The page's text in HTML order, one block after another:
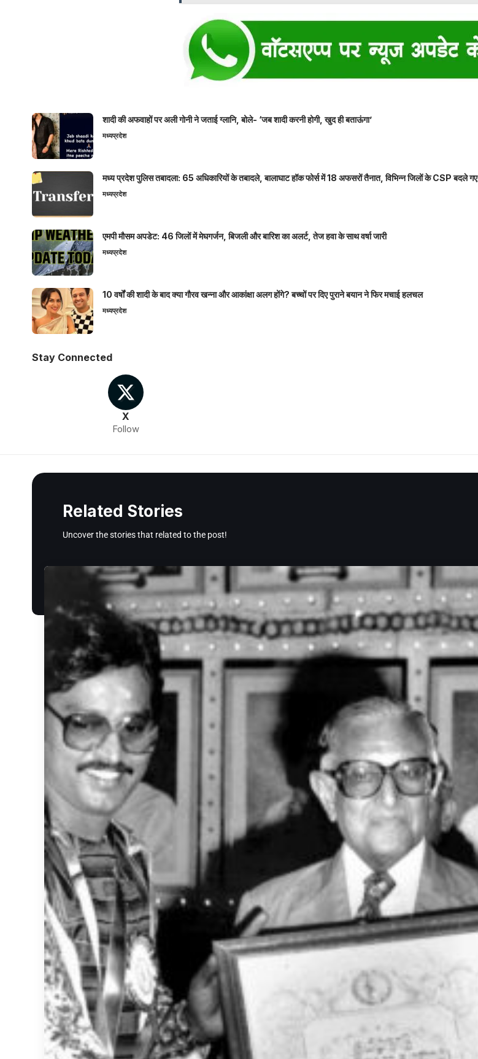
शादी की अफवाहों पर अली गोनी ने जताई ग्लानि, बोले- ‘जब शादी करनी होगी, खुद ही बताऊंगा’
मध्यप्रदेश
मध्य प्रदेश पुलिस तबादला: 65 अधिकारियों के तबादले, बालाघाट हॉक फोर्स में 18 अफसरों तैनात, विभिन्न जिलों के CSP बदले गए
मध्यप्रदेश
एमपी मौसम अपडेट: 46 जिलों में मेघगर्जन, बिजली और बारिश का अलर्ट, तेज हवा के साथ वर्षा जारी
मध्यप्रदेश
10 वर्षों की शादी के बाद क्या गौरव खन्ना और आकांक्षा अलग होंगे? बच्चों पर दिए पुराने बयान ने फिर मचाई हलचल
मध्यप्रदेश
Stay Connected
X
Follow
Related Stories
Uncover the stories that related to the post!